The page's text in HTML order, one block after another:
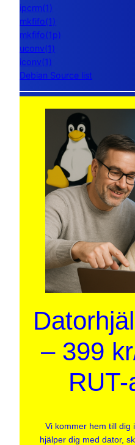
ipcrm(1)
mkfifo(1)
mkfifo(1p)
uconv(1)
iconv(1)
Debian Source list
– 399
Vi kommer hem till dig
hjälper dig med dator,